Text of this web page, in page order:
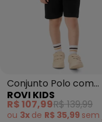
Conjunto Polo com
Bermuda Infantil
(Marrom)
ROVI KIDS
R$ 107,99R$ 139,99
ou 3x de R$ 35,99 sem